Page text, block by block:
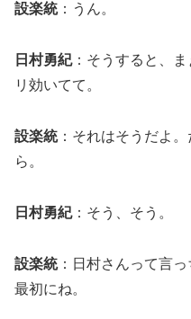
設楽統：うん。
日村勇紀：そうすると、
リ効いてて。
設楽統：それはそうだよ
ら。
日村勇紀：そう、そう。
設楽統：日村さんって言っ
最初にね。